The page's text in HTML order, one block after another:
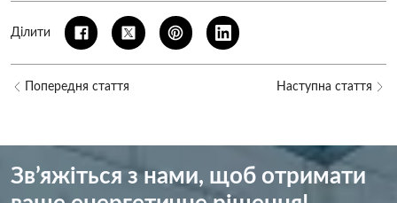
Ділити
Попередня стаття Наступна стаття
Зв’яжіться з нами, щоб отримати